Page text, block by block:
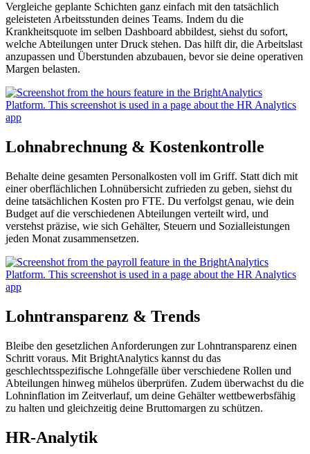
Vergleiche geplante Schichten ganz einfach mit den tatsächlich
geleisteten Arbeitsstunden deines Teams. Indem du die
Krankheitsquote im selben Dashboard abbildest, siehst du sofort,
welche Abteilungen unter Druck stehen. Das hilft dir, die Arbeitslast
anzupassen und Überstunden abzubauen, bevor sie deine operativen
Margen belasten.
Lohnabrechnung & Kostenkontrolle
Behalte deine gesamten Personalkosten voll im Griff. Statt dich mit
einer oberflächlichen Lohnübersicht zufrieden zu geben, siehst du
deine tatsächlichen Kosten pro FTE. Du verfolgst genau, wie dein
Budget auf die verschiedenen Abteilungen verteilt wird, und
verstehst präzise, wie sich Gehälter, Steuern und Sozialleistungen
jeden Monat zusammensetzen.
Lohntransparenz & Trends
Bleibe den gesetzlichen Anforderungen zur Lohntransparenz einen
Schritt voraus. Mit BrightAnalytics kannst du das
geschlechtsspezifische Lohngefälle über verschiedene Rollen und
Abteilungen hinweg mühelos überprüfen. Zudem überwachst du die
Lohninflation im Zeitverlauf, um deine Gehälter wettbewerbsfähig
zu halten und gleichzeitig deine Bruttomargen zu schützen.
HR-Analytik